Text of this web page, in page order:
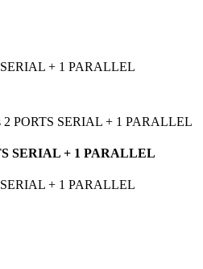
SERIAL + 1 PARALLEL
SERIAL + 1 PARALLEL
SERIAL + 1 PARALLEL